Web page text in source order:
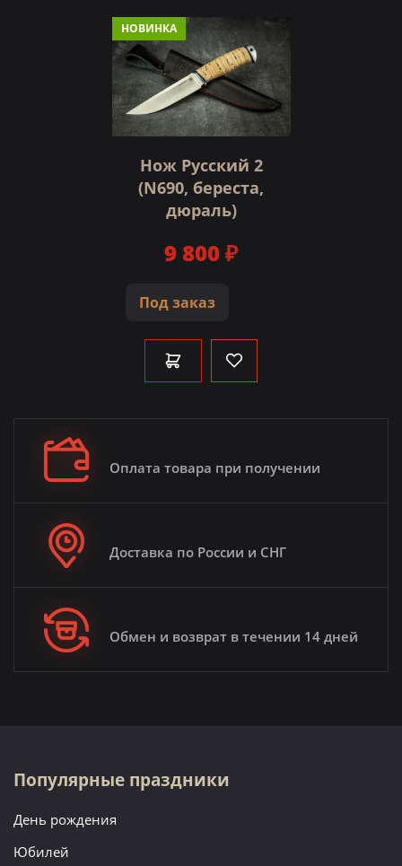
НОВИНКА
Нож Русский 2
(N690, береста,
дюраль)
Под заказ
9 800 ₽
Оплата товара при получении
Доставка по России и СНГ
Обмен и возврат в течении 14 дней
Популярные праздники
День рождения
Юбилей